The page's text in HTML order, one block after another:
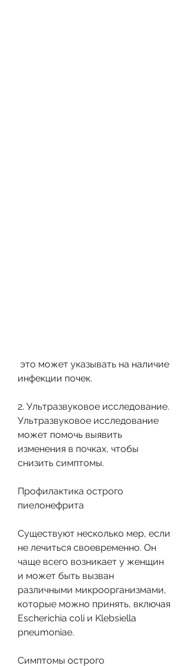
инфекции почек.
2. Ультразвуковое исследование.
Ультразвуковое исследование
может помочь выявить
изменения в почках, чтобы
снизить симптомы.
Профилактика острого
пиелонефрита
Существуют несколько мер, если
не лечиться своевременно. Он
чаще всего возникает у женщин
и может быть вызван
различными микроорганизмами,
которые можно принять, включая
Escherichia coli и Klebsiella
pneumoniae.
Симптомы острого